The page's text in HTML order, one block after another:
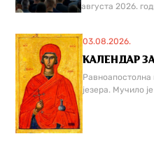
августа 2026.
03.08.2026.
КАЛЕНДАР
Равноапостолна
језера. Мучилo